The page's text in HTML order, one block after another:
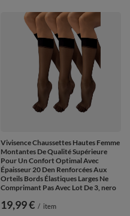
Vivisence Chaussettes Hautes Femme
Montantes De Qualité Supérieure
Pour Un Confort Optimal Avec
Épaisseur 20 Den Renforcées Aux
Orteils Bords Élastiques Larges Ne
Comprimant Pas Avec Lot De 3, nero
19,99 € / item